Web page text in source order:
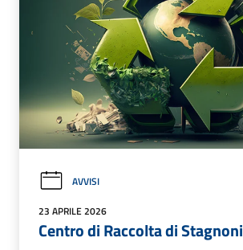
AVVISI
23 APRILE 2026
Centro di Raccolta di Stagnoni